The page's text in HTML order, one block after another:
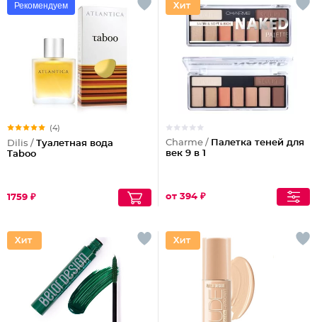
Рекомендуем
(4)
Dilis / Туалетная вода
Taboo
1759 ₽
Charme / Палетка теней для
век 9 в 1
от 394 ₽